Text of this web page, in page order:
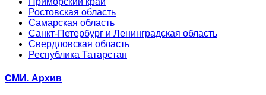
Ростовская область
Самарская область
Санкт-Петербург и Ленинградская область
Свердловская область
Республика Татарстан
СМИ. Архив